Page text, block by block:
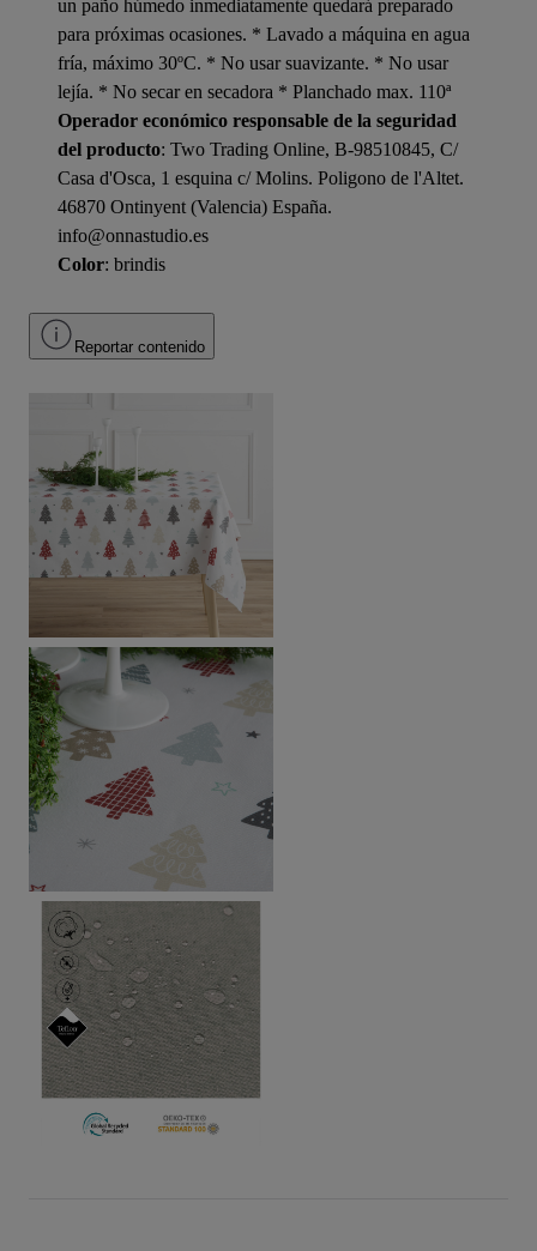
un paño húmedo inmediatamente quedará preparado
para próximas ocasiones. * Lavado a máquina en agua
fría, máximo 30ºC. * No usar suavizante. * No usar
lejía. * No secar en secadora * Planchado max. 110ª
Operador económico responsable de la seguridad
del producto: Two Trading Online, B-98510845, C/
Casa d'Osca, 1 esquina c/ Molins. Poligono de l'Altet.
46870 Ontinyent (Valencia) España.
info@onnastudio.es
Color: brindis
Reportar contenido